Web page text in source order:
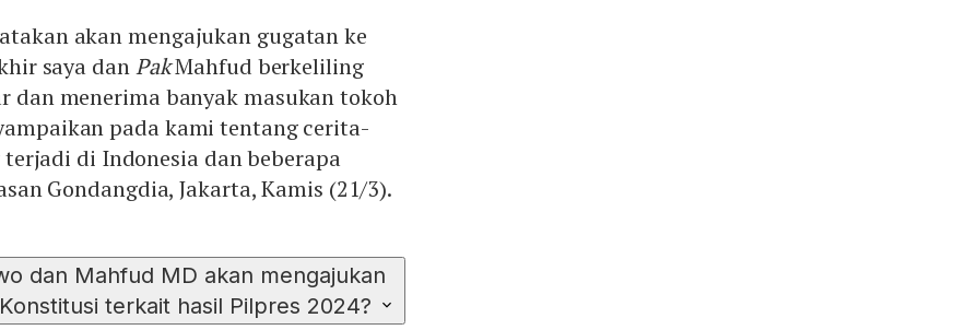
akan mengajukan gugatan ke
saya danPakMahfud berkeliling
dan menerima banyak masukan tokoh
pada kami tentang cerita-
di Indonesia dan beberapa
Gondangdia, Jakarta, Kamis (21/3).
dan Mahfud MD akan mengajukan
terkait hasil Pilpres 2024?